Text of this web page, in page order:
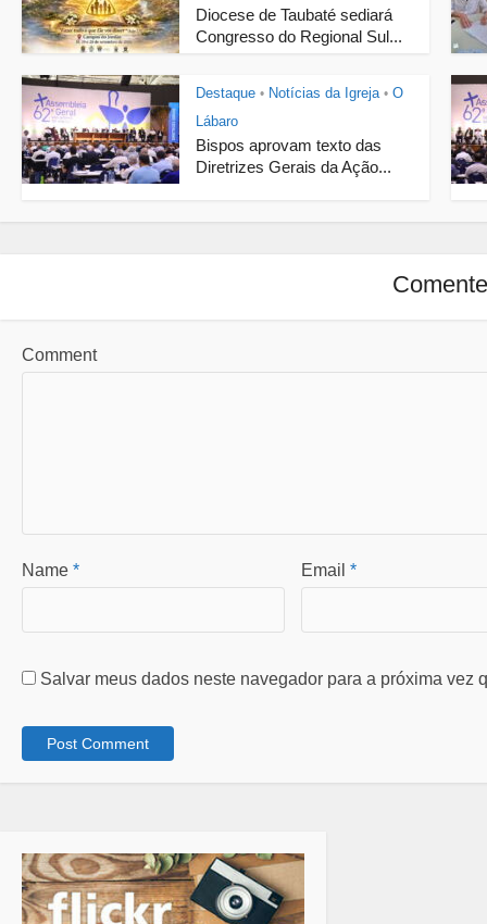
Diocese de Taubaté sediará
Congresso do Regional Sul...
Destaque • Notícias da Igreja • O
Lábaro
Bispos aprovam texto das
Diretrizes Gerais da Ação...
Comente
Comment
Name * Email *
Salvar meus dados neste navegador para a próxima vez